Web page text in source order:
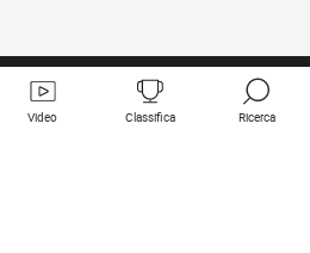
Video Classifica Ricerca